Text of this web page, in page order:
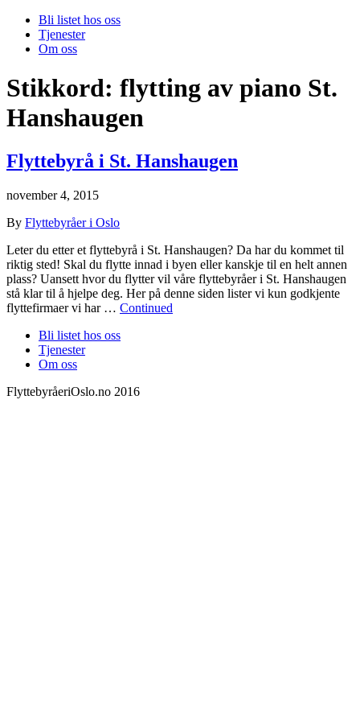
Bli listet hos oss
Tjenester
Om oss
Stikkord: flytting av piano St.
Hanshaugen
Flyttebyrå i St. Hanshaugen
november 4, 2015
By Flyttebyråer i Oslo
Leter du etter et flyttebyrå i St. Hanshaugen? Da har du kommet til
riktig sted! Skal du flytte innad i byen eller kanskje til en helt annen
plass? Uansett hvor du flytter vil våre flyttebyråer i St. Hanshaugen
stå klar til å hjelpe deg. Her på denne siden lister vi kun godkjente
flyttefirmaer vi har … Continued
Bli listet hos oss
Tjenester
Om oss
FlyttebyråeriOslo.no 2016